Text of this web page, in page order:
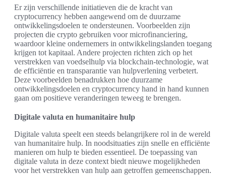
Er zijn verschillende initiatieven die de kracht van
cryptocurrency hebben aangewend om de duurzame
ontwikkelingsdoelen te ondersteunen. Voorbeelden zijn
projecten die crypto gebruiken voor microfinanciering,
waardoor kleine ondernemers in ontwikkelingslanden toegang
krijgen tot kapitaal. Andere projecten richten zich op het
verstrekken van voedselhulp via blockchain-technologie, wat
de efficiëntie en transparantie van hulpverlening verbetert.
Deze voorbeelden benadrukken hoe duurzame
ontwikkelingsdoelen en cryptocurrency hand in hand kunnen
gaan om positieve veranderingen teweeg te brengen.
Digitale valuta en humanitaire hulp
Digitale valuta speelt een steeds belangrijkere rol in de wereld
van humanitaire hulp. In noodsituaties zijn snelle en efficiënte
manieren om hulp te bieden essentieel. De toepassing van
digitale valuta in deze context biedt nieuwe mogelijkheden
voor het verstrekken van hulp aan getroffen gemeenschappen.